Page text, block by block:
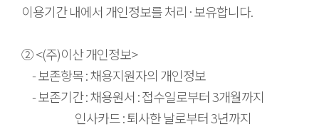
이용기간 내에서 개인정보를 처리·보유합니다.
② <(주)이산 개인정보>
- 보존항목 : 채용지원자의 개인정보
- 보존기간 : 채용원서 : 접수일로부터 3개월까지
인사카드 : 퇴사한 날로부터 3년까지